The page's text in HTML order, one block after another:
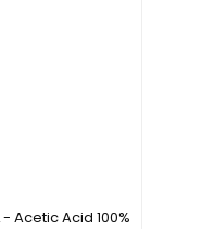
Acetic Acid 100%